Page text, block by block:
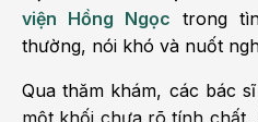
viện Hồng Ngọc trong
thường, nói khó và nuốt
Qua thăm khám, các bác
một khối chưa rõ tính